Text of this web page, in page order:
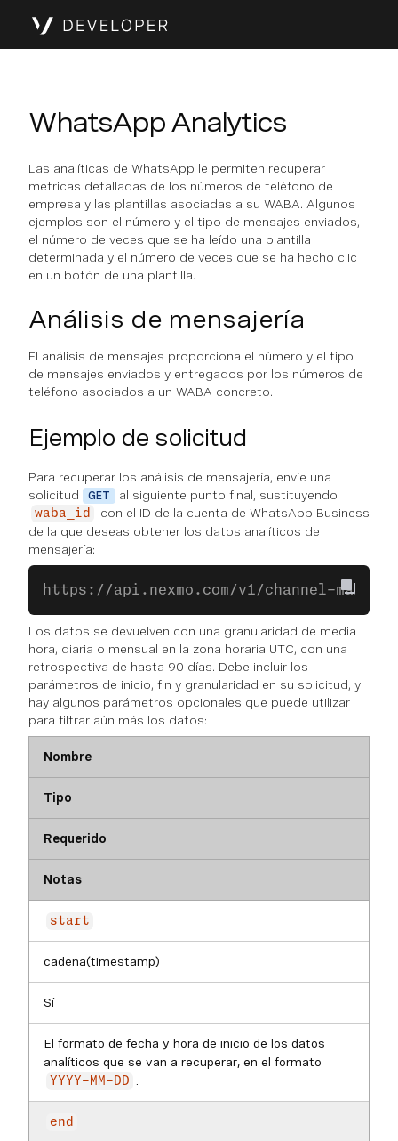
WhatsApp Analytics
Las analíticas de WhatsApp le permiten recuperar
métricas detalladas de los números de teléfono de
empresa y las plantillas asociadas a su WABA. Algunos
ejemplos son el número y el tipo de mensajes enviados,
el número de veces que se ha leído una plantilla
determinada y el número de veces que se ha hecho clic
en un botón de una plantilla.
Análisis de mensajería
El análisis de mensajes proporciona el número y el tipo
de mensajes enviados y entregados por los números de
teléfono asociados a un WABA concreto.
Ejemplo de solicitud
Para recuperar los análisis de mensajería, envíe una
solicitud
GET al siguiente punto final, sustituyendo
waba_id
con el ID de la cuenta de WhatsApp Business
de la que deseas obtener los datos analíticos de
mensajería:
https://api.nexmo.com/v1/channel-
Los datos se devuelven con una granularidad de media
hora, diaria o mensual en la zona horaria UTC, con una
retrospectiva de hasta 90 días. Debe incluir los
parámetros de inicio, fin y granularidad en su solicitud, y
hay algunos parámetros opcionales que puede utilizar
para filtrar aún más los datos:
Nombre
Tipo
Requerido
Notas
start
cadena(timestamp)
Sí
El formato de fecha y hora de inicio de los datos
analíticos que se van a recuperar, en el formato
YYYY-MM-DD
end